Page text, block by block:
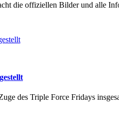
die offiziellen Bilder und alle
des Triple Force Fridays